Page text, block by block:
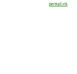
permalink